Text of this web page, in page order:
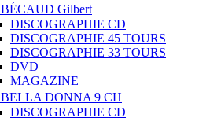
BÉCAUD Gilbert
DISCOGRAPHIE CD
DISCOGRAPHIE 45 TOURS
DISCOGRAPHIE 33 TOURS
DVD
MAGAZINE
BELLA DONNA 9 CH
DISCOGRAPHIE CD